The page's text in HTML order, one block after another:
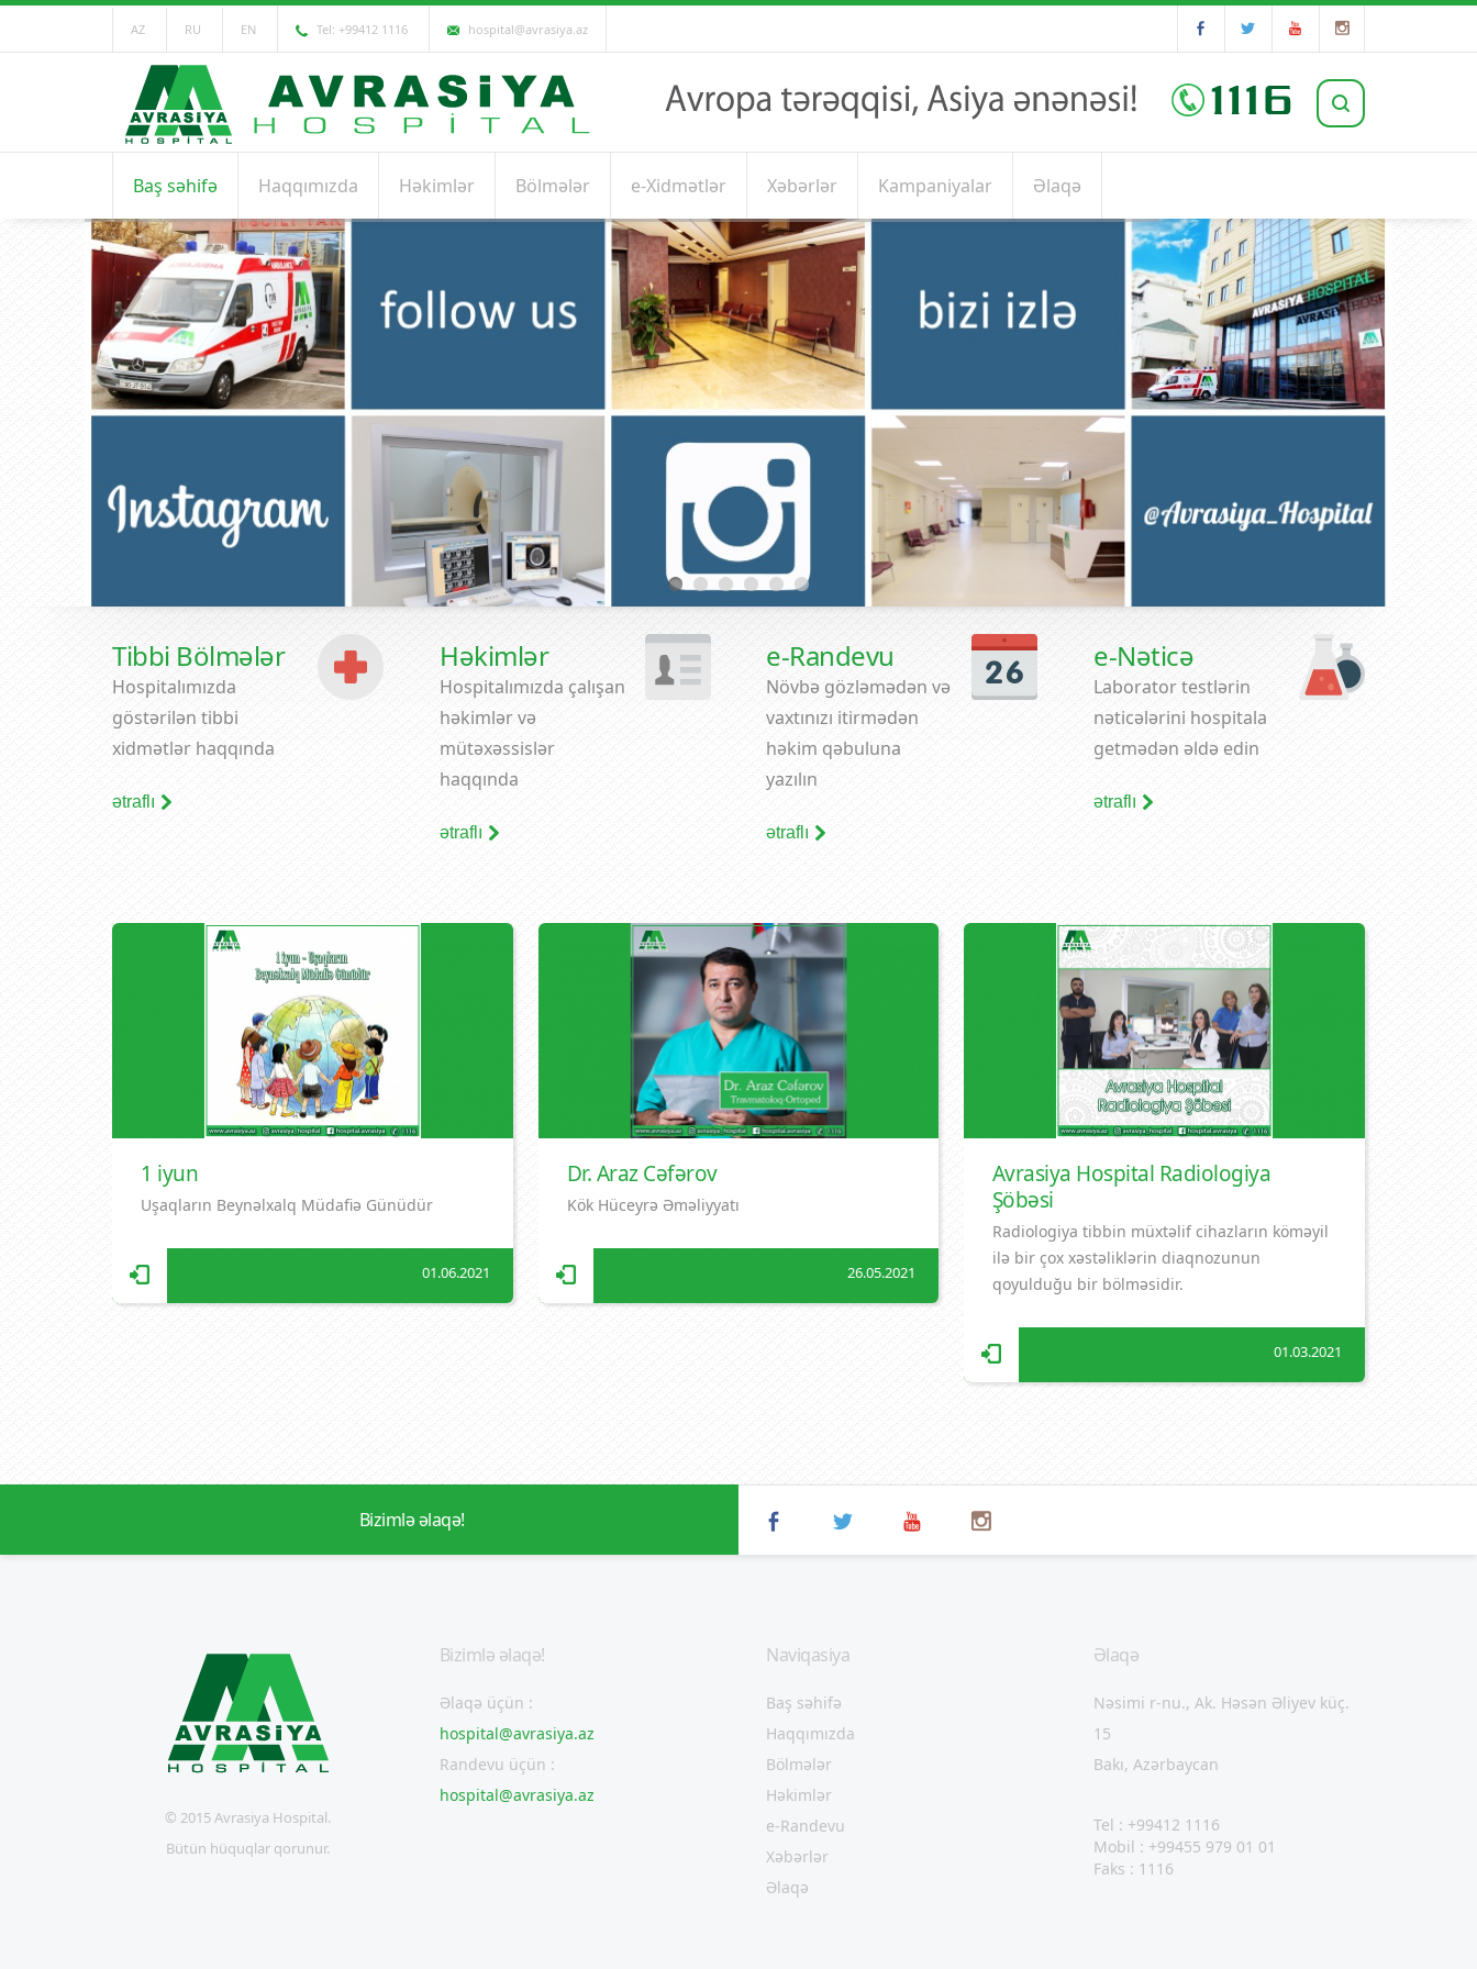
AZ RU EN Tel: +99412 1116 hospital@avrasiya.az
Baş səhifə Haqqımızda Həkimlər Bölmələr e-Xidmətlər Xəbərlər Kampaniyalar Əlaqə
Tibbi Bölmələr
Hospitalımızda
göstərilən tibbi
xidmətlər haqqında
ətraflı
Həkimlər
Hospitalımızda çalışan
həkimlər və
mütəxəssislər
haqqında
ətraflı
e-Randevu
Növbə gözləmədən və
vaxtınızı itirmədən
həkim qəbuluna
yazılın
ətraflı
e-Nəticə
Laborator testlərin
nəticələrini hospitala
getmədən əldə edin
ətraflı
1 iyun
Uşaqların Beynəlxalq Müdafiə Günüdür
01.06.2021
Dr. Araz Cəfərov
Kök Hüceyrə Əməliyyatı
26.05.2021
Avrasiya Hospital Radiologiya
Şöbəsi
Radiologiya tibbin müxtəlif cihazların köməyil
ilə bir çox xəstəliklərin diaqnozunun
qoyulduğu bir bölməsidir.
01.03.2021
Bizimlə əlaqə!
© 2015 Avrasiya Hospital.
Bütün hüquqlar qorunur.
Bizimlə əlaqə!
Əlaqə üçün :
hospital@avrasiya.az
Randevu üçün :
hospital@avrasiya.az
Naviqasiya
Baş səhifə
Haqqımızda
Bölmələr
Həkimlər
e-Randevu
Xəbərlər
Əlaqə
Əlaqə
Nəsimi r-nu., Ak. Həsən Əliyev küç.
15
Bakı, Azərbaycan
Tel : +99412 1116
Mobil : +99455 979 01 01
Faks : 1116